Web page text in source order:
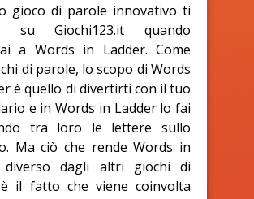
gioco di parole innovativo ti
su Giochi123.it quando
a Words in Ladder. Come
di parole, lo scopo di Words
è quello di divertirti con il tuo
e in Words in Ladder lo fai
tra loro le lettere sullo
Ma ciò che rende Words in
diverso dagli altri giochi di
il fatto che viene coinvolta